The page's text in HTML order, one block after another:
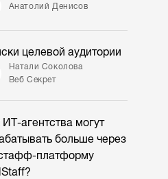
Анатолий Денисов
целевой аудитории
Натали Соколова
Веб Секрет
ИТ-агентства могут
больше через
платформу